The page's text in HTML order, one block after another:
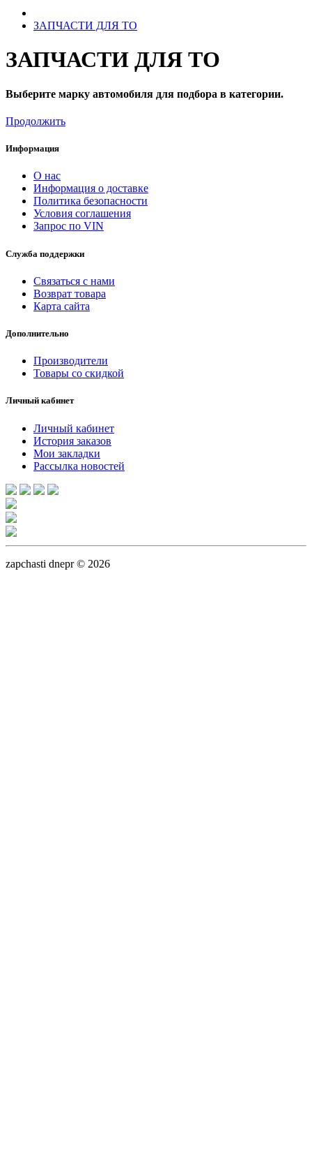
ЗАПЧАСТИ ДЛЯ ТО
ЗАПЧАСТИ ДЛЯ ТО
Выберите марку автомобиля для подбора в категории.
Продолжить
Информация
О нас
Информация о доставке
Политика безопасности
Условия соглашения
Запрос по VIN
Служба поддержки
Связаться с нами
Возврат товара
Карта сайта
Дополнительно
Производители
Товары со скидкой
Личный кабинет
Личный кабинет
История заказов
Мои закладки
Рассылка новостей
zapchasti dnepr © 2026